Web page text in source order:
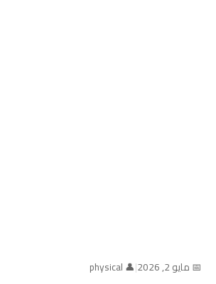
📅 مايو 2, 2026 |
👤 physical